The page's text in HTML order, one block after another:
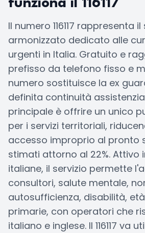
funziona il 116117
Il numero 116117 rappresenta
armonizzato dedicato alle
urgenti in Italia. Gratuito e
prefisso da telefono fisso e
numero sostituisce la ex
definita continuità
principale è offrire un unico
per i servizi territoriali,
accesso improprio al pronto
stimati attorno al 22%. Attivo
italiane, il servizio permette
consultori, salute mentale,
autosufficienza, disabilità,
primarie, con operatori che
italiano e inglese. Il 116117 va